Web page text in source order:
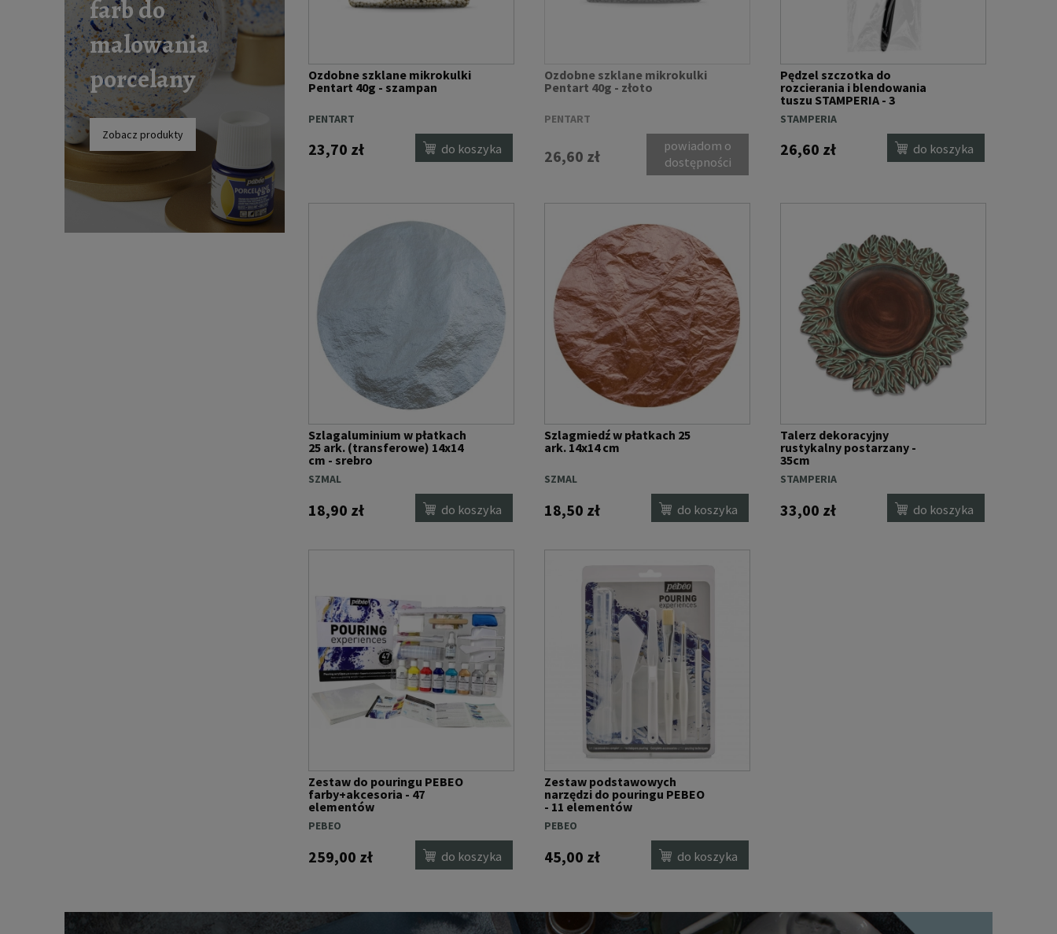
farb do
malowania
porcelany
Zobacz produkty
Ozdobne szklane mikrokulki
Pentart 40g - szampan
PENTART
23,70 zł do koszyka
Ozdobne szklane mikrokulki
Pentart 40g - złoto
PENTART
26,60 zł
powiadom o
dostępności
Pędzel szczotka do
rozcierania i blendowania
tuszu STAMPERIA - 3
STAMPERIA
26,60 zł do koszyka
Szlagaluminium w płatkach
25 ark. (transferowe) 14x14
cm - srebro
SZMAL
18,90 zł do koszyka
Szlagmiedź w płatkach 25
ark. 14x14 cm
SZMAL
18,50 zł do koszyka
Talerz dekoracyjny
rustykalny postarzany -
35cm
STAMPERIA
33,00 zł do koszyka
Zestaw do pouringu PEBEO
farby+akcesoria - 47
elementów
PEBEO
259,00 zł do koszyka
Zestaw podstawowych
narzędzi do pouringu PEBEO
- 11 elementów
PEBEO
45,00 zł do koszyka